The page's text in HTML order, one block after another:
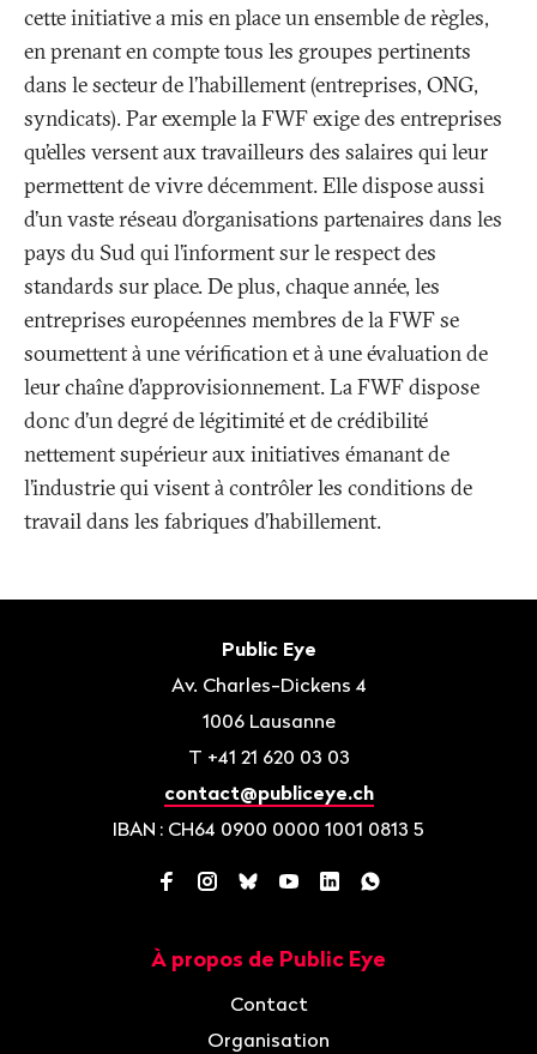
cette initiative a mis en place un ensemble de règles,
en prenant en compte tous les groupes pertinents
dans le secteur de l’habillement (entreprises, ONG,
syndicats). Par exemple la FWF exige des entreprises
qu’elles versent aux travailleurs des salaires qui leur
permettent de vivre décemment. Elle dispose aussi
d’un vaste réseau d’organisations partenaires dans les
pays du Sud qui l’informent sur le respect des
standards sur place. De plus, chaque année, les
entreprises européennes membres de la FWF se
soumettent à une vérification et à une évaluation de
leur chaîne d’approvisionnement. La FWF dispose
donc d’un degré de légitimité et de crédibilité
nettement supérieur aux initiatives émanant de
l’industrie qui visent à contrôler les conditions de
travail dans les fabriques d’habillement.
Public Eye
Av. Charles-Dickens 4
1006 Lausanne
T +41 21 620 03 03
contact@publiceye.ch
IBAN : CH64 0900 0000 1001 0813 5
Facebook
Instagram
BlueskyYouTube
LinkedInWhatsApp
À propos de Public Eye
Contact
Organisation